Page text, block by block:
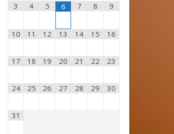
3 4 5 6 7 8 9
10 11 12 13 14 15 16
17 18 19 20 21 22 23
24 25 26 27 28 29 30
31